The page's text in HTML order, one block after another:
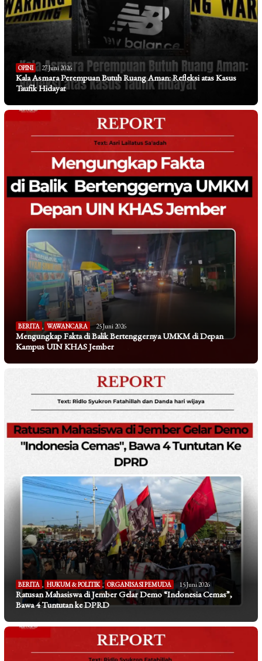
OPINI 27 Juni 2026
Kala Asmara Perempuan Butuh Ruang Aman: Refleksi atas Kasus
Taufik Hidayat
BERITA , WAWANCARA 25 Juni 2026
Mengungkap Fakta di Balik Bertenggernya UMKM di Depan
Kampus UIN KHAS Jember
BERITA , HUKUM & POLITIK , ORGANISASI PEMUDA 15 Juni 2026
Ratusan Mahasiswa di Jember Gelar Demo “Indonesia Cemas”,
Bawa 4 Tuntutan ke DPRD